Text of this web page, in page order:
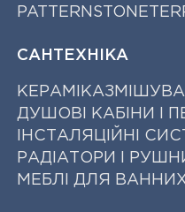
PATTERN STONE
САНТЕХНІКА
КЕРАМІКА
ДУШОВІ КАБІНИ І
ІНСТАЛЯЦІЙНІ
РАДІАТОРИ І
МЕБЛІ ДЛЯ ВАННИХ